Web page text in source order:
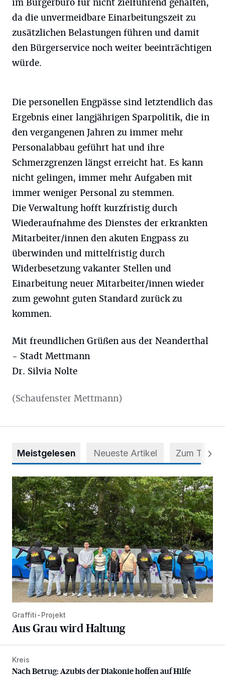
im Bürgerbüro für nicht zielführend gehalten,
da die unvermeidbare Einarbeitungszeit zu
zusätzlichen Belastungen führen und damit
den Bürgerservice noch weiter beeinträchtigen
würde.
Die personellen Engpässe sind letztendlich das
Ergebnis einer langjährigen Sparpolitik, die in
den vergangenen Jahren zu immer mehr
Personalabbau geführt hat und ihre
Schmerzgrenzen längst erreicht hat. Es kann
nicht gelingen, immer mehr Aufgaben mit
immer weniger Personal zu stemmen.
Die Verwaltung hofft kurzfristig durch
Wiederaufnahme des Dienstes der erkrankten
Mitarbeiter/innen den akuten Engpass zu
überwinden und mittelfristig durch
Widerbesetzung vakanter Stellen und
Einarbeitung neuer Mitarbeiter/innen wieder
zum gewohnt guten Standard zurück zu
kommen.
Mit freundlichen Grüßen aus der Neanderthal
- Stadt Mettmann
Dr. Silvia Nolte
(Schaufenster Mettmann)
Meistgelesen Neueste Artikel Zum Thema
Aus Grau wird Haltung
Graffiti-Projekt
Aus Grau wird Haltung
Nach Betrug: Azubis der Diakonie hoffen auf Hilfe
Kreis
Nach Betrug: Azubis der Diakonie hoffen auf Hilfe